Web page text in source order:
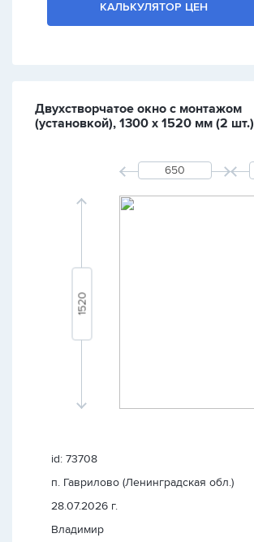
КАЛЬКУЛЯТОР ЦЕН
Двухстворчатое окно с монтажом
(установкой), 1300 х 1520 мм (2 шт.)
id: 73708
п. Гаврилово (Ленинградская обл.)
28.07.2026 г.
Владимир